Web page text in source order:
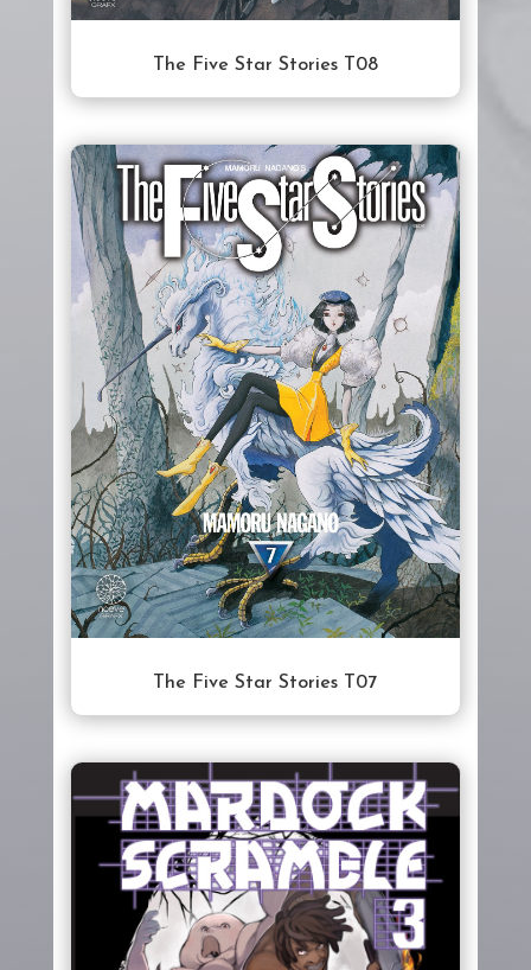
The Five Star Stories T08
The Five Star Stories T07